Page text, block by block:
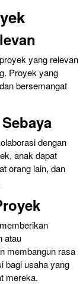
yang relevan
Proyek yang
bersemangat
dengan
anak dapat
orang lain, dan
atau
membangun rasa
bagi usaha yang
mereka.